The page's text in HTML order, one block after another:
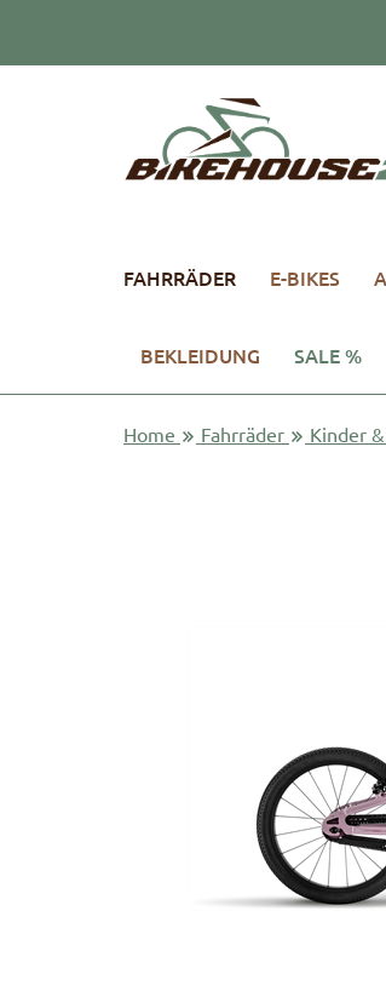
FAHRRÄDER E-BIKES
BEKLEIDUNG SALE %
Home Fahrräder Kinder